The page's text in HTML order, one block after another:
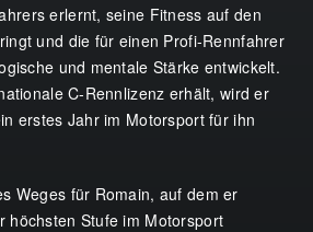
erlernt, seine Fitness auf den
und die für einen Profi-Rennfahrer
und mentale Stärke entwickelt.
C-Rennlizenz erhält, wird er
erstes Jahr im Motorsport für ihn
Weges für Romain, auf dem er
höchsten Stufe im Motorsport